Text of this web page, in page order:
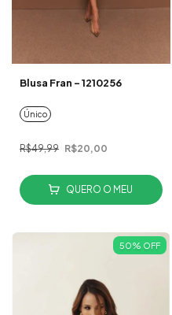
Blusa Fran - 1210256
Único
R$49,99 R$20,00
QUERO O MEU
50% OFF